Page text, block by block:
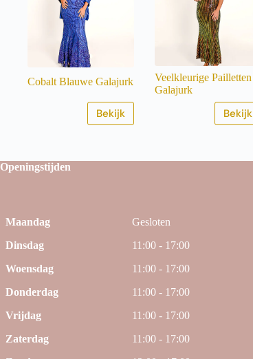
Cobalt Blauwe Galajurk
Bekijk
Veelkleurige Pailletten
Galajurk
Bekijk
Openingstijden
Maandag
Gesloten
Dinsdag
11:00 - 17:00
Woensdag
11:00 - 17:00
Donderdag
11:00 - 17:00
Vrijdag
11:00 - 17:00
Zaterdag
11:00 - 17:00